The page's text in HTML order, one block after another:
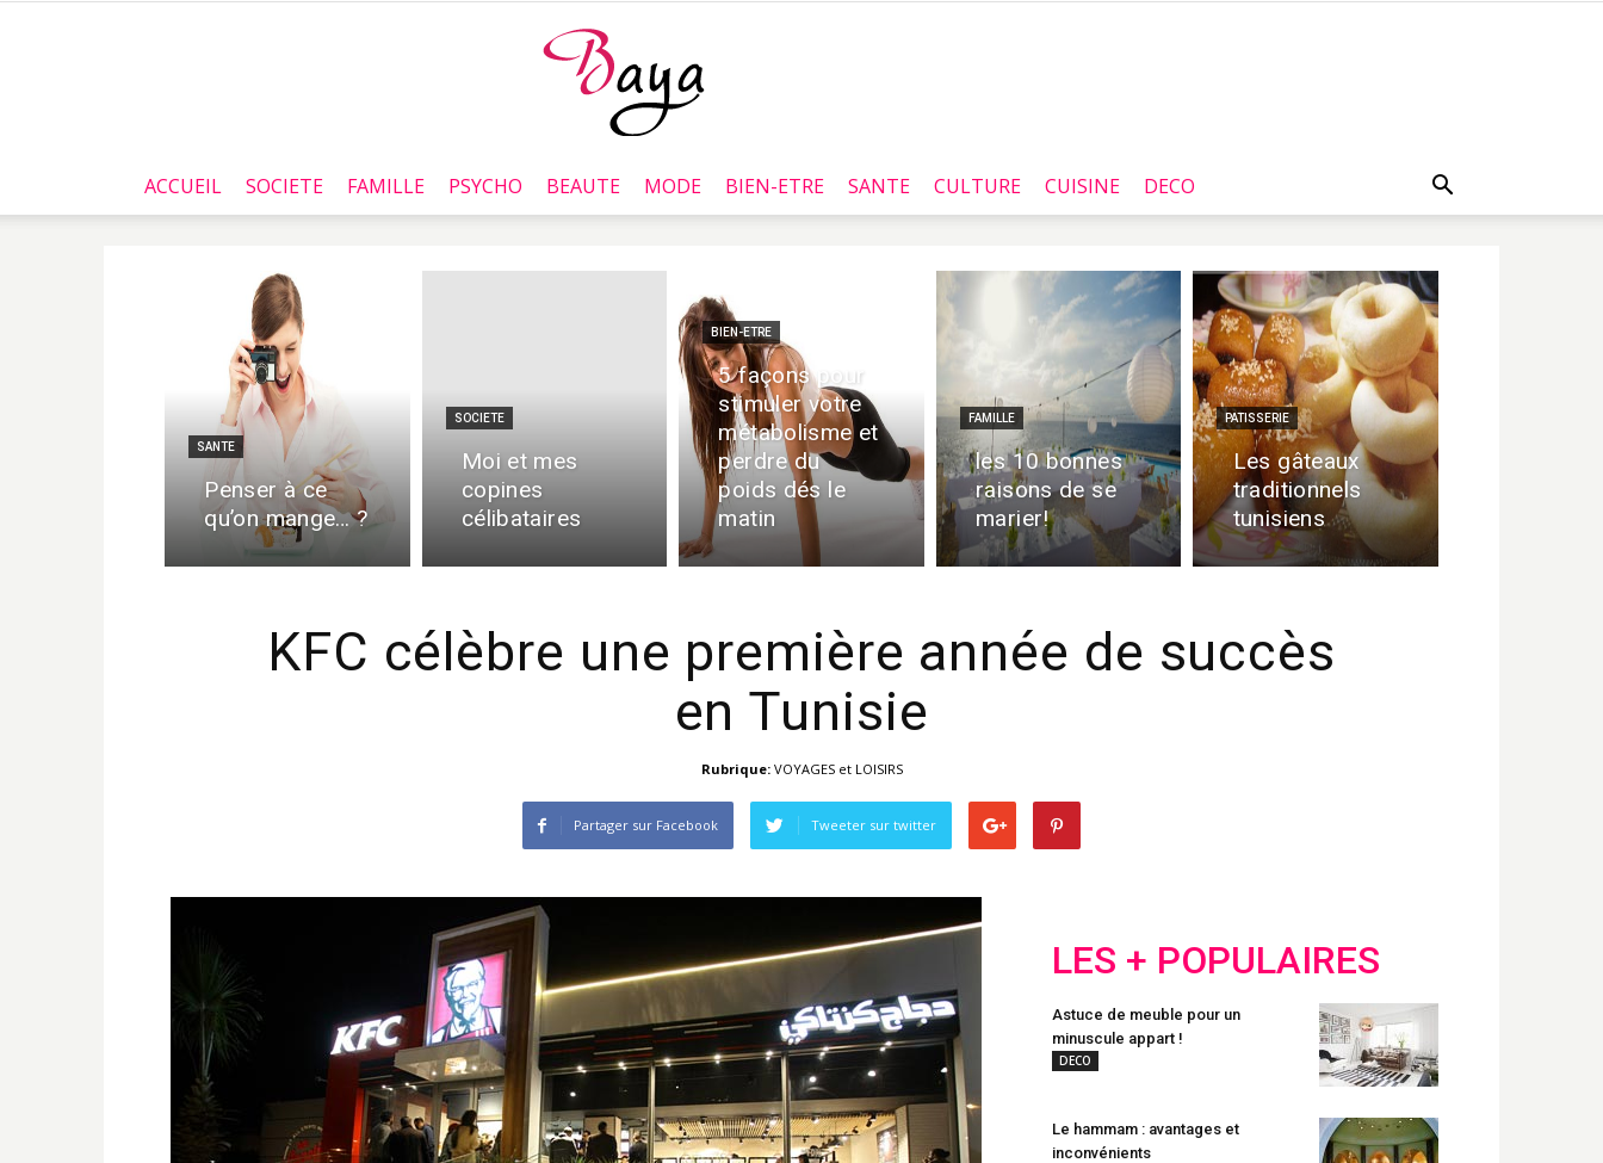
Baya.tn
ACCUEIL SOCIETE FAMILLE PSYCHO BEAUTE MODE BIEN-ETRE SANTE CULTURE CUISINE DECO
SANTE
Penser à ce
qu’on mange… ?
SOCIETE
Moi et mes
copines
célibataires
BIEN-ETRE
5 façons pour
stimuler votre
métabolisme et
perdre du
poids dés le
matin
FAMILLE
les 10 bonnes
raisons de se
marier!
PATISSERIE
Les gâteaux
traditionnels
tunisiens
KFC célèbre une première année de succès
en Tunisie
Rubrique: VOYAGES et LOISIRS
Partager sur Facebook Tweeter sur twitter
LES + POPULAIRES
Astuce de meuble pour un
minuscule appart !
DECO
Le hammam : avantages et
inconvénients